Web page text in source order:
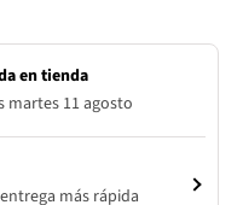
en tienda
martes 11 agosto
más rápida